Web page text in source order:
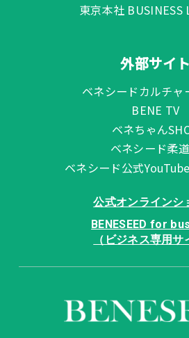
東京本社 BUSINESS
外部サイト
ベネシードカルチャ
BENE TV
ベネちゃん
ベネシード柔
ベネシード公式
公式オンラインシ
BENESEED for
（ビジネス専用サ